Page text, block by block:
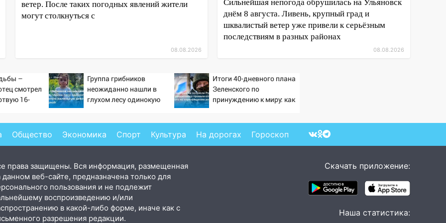
ветер. После таких погодных явлений жители
могут столкнуться с
08.08.2026
Сильнейшая непогода обрушилась на Ульяновск
днём 8 августа. Ливень, крупный град и
шквалистый ветер уже привели к серьёзным
последствиям в разных районах
08.08.2026
–
смотрел
16-
Группа грибников
неожиданно нашли в
глухом лесу одинокую
Итоги 40-дневного плана
Зеленского по
принуждению к миру: как
Украины от военкора
Коца
Общество Экономика Спорт Культура На дорогах Гороскоп
права защищены. Вся информация, размещенная
данном веб-сайте, предназначена только для
пользования и не подлежит
воспроизведению и/или
в какой-либо форме, иначе как с
разрешения редакции.
Скачать приложение:
Наша статистика: